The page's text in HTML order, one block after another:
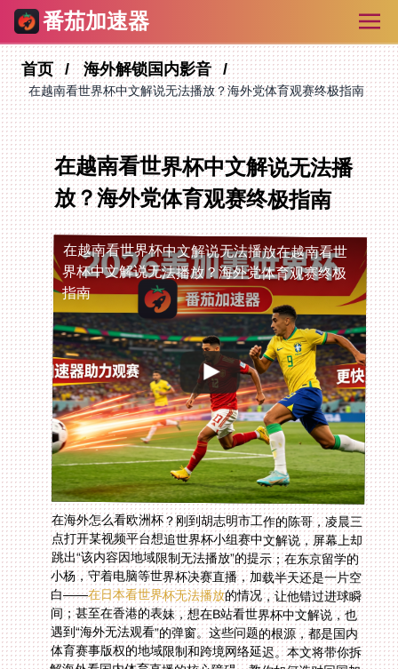
番茄加速器
首页 海外解锁国内影音
在越南看世界杯中文解说无法播放？海外党体育观赛终极指南
在越南看世界杯中文解说无法播
放？海外党体育观赛终极指南
在越南看世界杯中文解说无法播放在越南看世
界杯中文解说无法播放？海外党体育观赛终极
指南
在海外怎么看欧洲杯？刚到胡志明市工作的陈哥，凌晨三
点打开某视频平台想追世界杯小组赛中文解说，屏幕上却
跳出“该内容因地域限制无法播放”的提示；在东京留学的
小杨，守着电脑等世界杯决赛直播，加载半天还是一片空
白——在日本看世界杯无法播放的情况，让他错过进球瞬
间；甚至在香港的表妹，想在B站看世界杯中文解说，也
遇到“海外无法观看”的弹窗。这些问题的根源，都是国内
体育赛事版权的地域限制和跨境网络延迟。本文将带你拆
解海外看国内体育直播的核心障碍，教你如何选对回国加